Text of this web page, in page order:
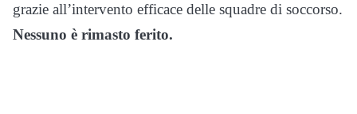
grazie all’intervento efficace delle squadre di soccorso.
Nessuno è rimasto ferito.